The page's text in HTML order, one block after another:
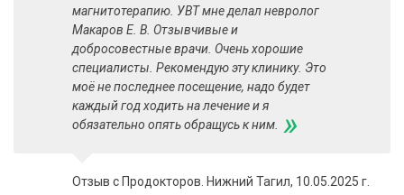
магнитотерапию. УВТ мне делал невролог
Макаров Е. В. Отзывчивые и
добросовестные врачи. Очень хорошие
специалисты. Рекомендую эту клинику. Это
моё не последнее посещение, надо будет
каждый год ходить на лечение и я
обязательно опять обращусь к ним. »
Отзыв с Продокторов. Нижний Тагил, 10.05.2025 г.